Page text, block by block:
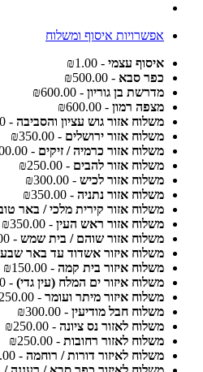
אפשרויות איסוף ומשלוח
איסוף עצמי - ₪1.00
כפר סבא - ₪500.00
מדרשת בן גוריון - ₪600.00
מצפה רמון - ₪600.00
משלוח אזור גוש עציון והסביבה - ₪400.00
משלוח אזור ירושלים - ₪350.00
משלוח אזור כרמיה / זיקים - ₪100.00
משלוח אזור להבים - ₪250.00
משלוח אזור לכיש - ₪300.00
משלוח אזור נתניה - ₪350.00
משלוח אזור קירית מלכי / באר
משלוח אזור ראש העין - ₪350.00
משלוח אזור שוהם / בית שמש - ₪350.00
משלוח איזור אשדוד עד באר שבע
משלוח איזור בית קמה - ₪150.00
משלוח איזור ים המלח (עין גדי) - ₪500.00
משלוח איזור מיתר ועומר - ₪250.00
משלוח חבל מודיעין - ₪300.00
משלוח לאזור נס ציונה - ₪250.00
משלוח לאזור רחובות - ₪250.00
משלוח לאיזור דורות / רוחמה - ₪150.00